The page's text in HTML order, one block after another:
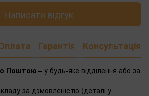
Написати відгук
Гарантія Консультація
Поштою – у будь-яке відділення або за
за домовленістю (деталі у